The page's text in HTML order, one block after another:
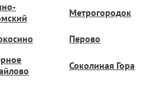
Метрогородок
Перово
Соколиная Гора